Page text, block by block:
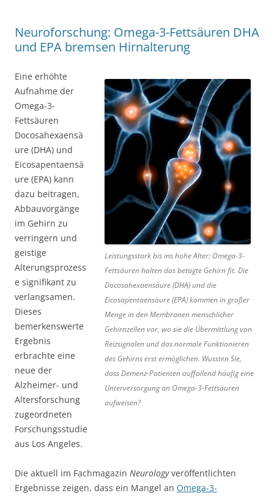
Neuroforschung: Omega-3-Fettsäuren DHA
und EPA bremsen Hirnalterung
Leistungsstark bis ins hohe Alter: Omega-3-
Fettsäuren halten das betagte Gehirn fit. Die
Docosahexaensäure (DHA) und die
Eicosapentaensäure (EPA) kommen in großer
Menge in den Membranen menschlicher
Gehirnzellen vor, wo sie die Übermittlung von
Reizsignalen und das normale Funktionieren
des Gehirns erst ermöglichen. Wussten Sie,
dass Demenz-Patienten auffallend häufig eine
Unterversorgung an Omega-3-Fettsäuren
aufweisen?
Eine erhöhte
Aufnahme der
Omega-3-
Fettsäuren
Docosahexaensä
ure (DHA) und
Eicosapentaensä
ure (EPA) kann
dazu beitragen,
Abbauvorgänge
im Gehirn zu
verringern und
geistige
Alterungsprozess
e signifikant zu
verlangsamen.
Dieses
bemerkenswerte
Ergebnis
erbrachte eine
neue der
Alzheimer- und
Altersforschung
zugeordneten
Forschungsstudie
aus Los Angeles.
Die aktuell im Fachmagazin Neurologyveröffentlichten
Ergebnisse zeigen, dass ein Mangel an Omega-3-